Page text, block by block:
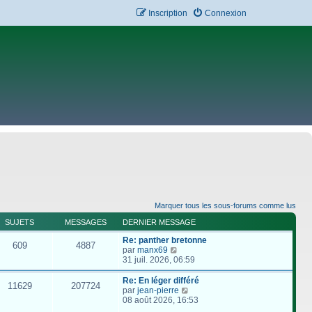
Connexion
Inscription
Marquer tous les sous-forums comme lus
SUJETS MESSAGES DERNIER MESSAGE
609 4887
Re: panther bretonne
par manx69
o
n
s
u
l
31 juil. 2026, 06:59
11629 207724
Re: En léger différé
par jean-pierre
o
08 août 2026, 16:53